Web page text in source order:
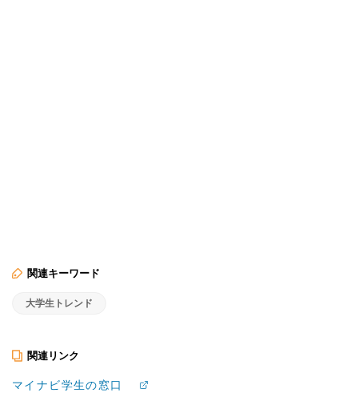
関連キーワード
大学生トレンド
関連リンク
マイナビ学生の窓口